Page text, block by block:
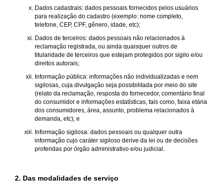
Dados cadastrais: dados pessoais fornecidos pelos usuários
para realização do cadastro (exemplo: nome completo,
telefone, CEP, CPF, gênero, idade, etc);
Dados de terceiros: dados pessoais não relacionados à
reclamação registrada, ou ainda quaisquer outros de
titularidade de terceiros que estejam protegidos por sigilo e/ou
direitos autorais;
Informação pública: informações não individualizadas e nem
sigilosas, cuja divulgação seja possibilitada por meio do site
(relato da reclamação, resposta do fornecedor, comentário final
do consumidor e informações estatísticas, tais como, faixa etária
dos consumidores, área, assunto, problema relacionados à
demanda, etc); e
Informação sigilosa: dados pessoais ou qualquer outra
informação cujo caráter sigiloso derive da lei ou de decisões
proferidas por órgão administrativo e/ou judicial.
2. Das modalidades de serviço